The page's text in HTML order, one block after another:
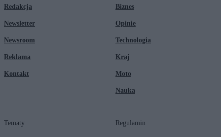
Redakcja
Newsletter
Newsroom
Reklama
Kontakt
Biznes
Opinie
Technologia
Kraj
Moto
Nauka
Tematy Regulamin